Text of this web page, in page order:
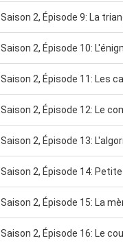
Saison 2, Épisode 9: La
Saison 2, Épisode 10:
Saison 2, Épisode 11: Les
Saison 2, Épisode 12: Le
Saison 2, Épisode 13:
Saison 2, Épisode 14:
Saison 2, Épisode 15: La
Saison 2, Épisode 16: Le